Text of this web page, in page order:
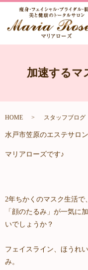
加速するマ
HOME スタッフブログ
水戸市笠原のエステサロン
マリアローズです♪
2年ちかくのマスク生活で
「顔のたるみ」が一気に
いでしょうか？
フェイスライン、ほうれ
み。